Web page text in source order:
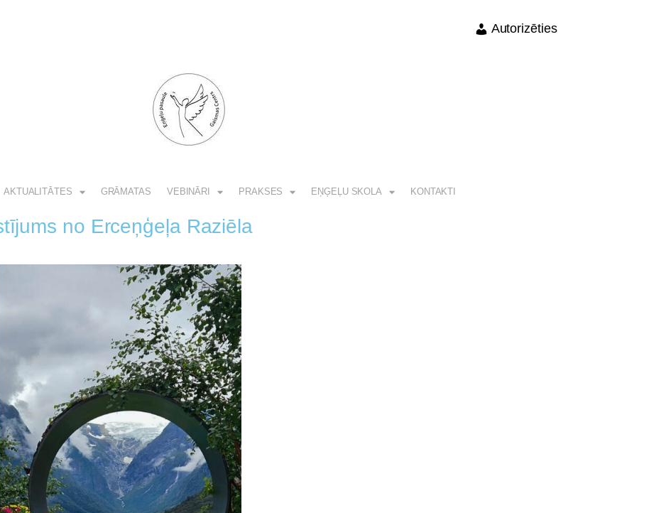
Autorizēties
AKTUALITĀTES GRĀMATAS VEBINĀRI PRAKSES EŅĢEĻU SKOLA KONTAKTI
no Erceņģeļa Raziēla